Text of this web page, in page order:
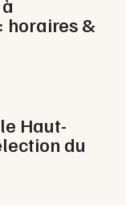
horaires &
Haut-
du